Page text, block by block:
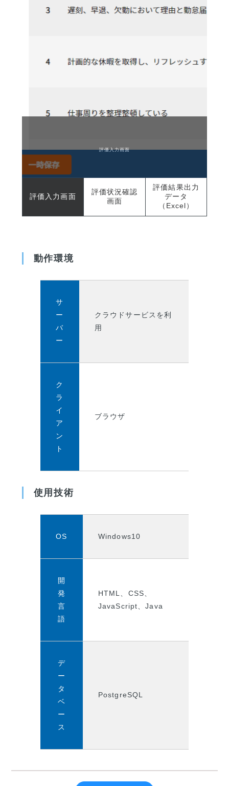
評価入力画面
評価入力画面
評価状況確認
画面
評価結果出力
データ
（Excel）
動作環境
サ
ー
バ
ー
クラウドサービスを利
用
ク
ラ
イ
ア
ン
ト
ブラウザ
使用技術
OS Windows10
開
発
言
語
HTML、CSS、
JavaScript、Java
デ
ー
タ
ベ
ー
ス
PostgreSQL